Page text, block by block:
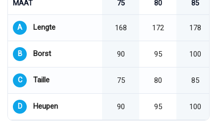
MAAT 75 80 85
A Lengte 168 172 178
B Borst 90 95 100
C Taille 75 80 85
D Heupen 90 95 100